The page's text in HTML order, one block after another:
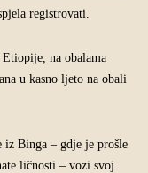
registrovati.
na obalama
u kasno ljeto na obali
iz Binga – gdje je prošle
ličnosti – vozi svoj